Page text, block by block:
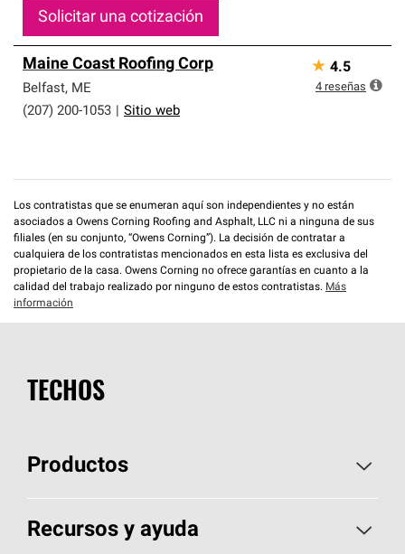
Solicitar una cotización
Maine Coast Roofing Corp
Belfast, ME
(207) 200-1053
Sitio web
★ 4.5
4 reseñas
Los contratistas que se enumeran aquí son independientes y no están
asociados a Owens Corning Roofing and Asphalt, LLC ni a ninguna de sus
filiales (en su conjunto, “Owens Corning”). La decisión de contratar a
cualquiera de los contratistas mencionados en esta lista es exclusiva del
propietario de la casa. Owens Corning no ofrece garantías en cuanto a la
calidad del trabajo realizado por ninguno de estos contratistas. Más
información
TECHOS
Productos
Elija sus tejas
Recursos y ayuda